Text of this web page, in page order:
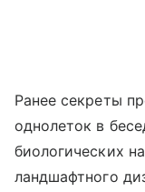
Ранее секреты
однолеток в
биологических
ландшафтного